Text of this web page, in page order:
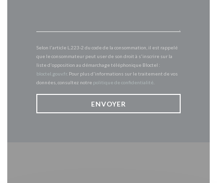
Selon l'article L.223-2 du code de la consommation, il est rappelé
que le consommateur peut user de son droit à s'inscrire sur la
liste d'opposition au démarchage téléphonique Bloctel :
bloctel.gouv.fr. Pour plus d'informations sur le traitement de vos
données, consultez notre politique de confidentialité